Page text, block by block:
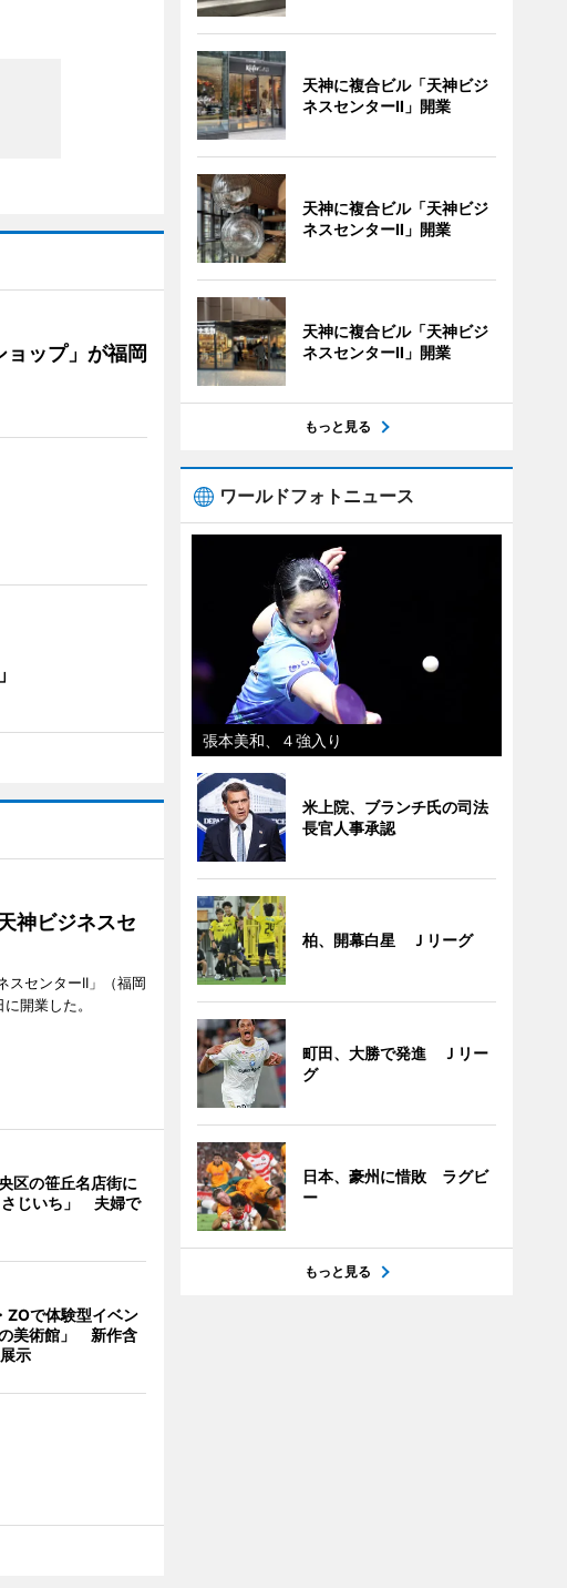
ップ」が福岡
神ビジネスセ
スセンターII」（福岡
開業した。
区の笹丘名店街に
さじいち」 夫婦で
ZOで体験型イベン
の美術館」 新作含
示
天神に複合ビル「天神ビジ
ネスセンターII」開業
天神に複合ビル「天神ビジ
ネスセンターII」開業
天神に複合ビル「天神ビジ
ネスセンターII」開業
もっと見る
ワールドフォトニュース
張本美和、４強入り
米上院、ブランチ氏の司法
長官人事承認
柏、開幕白星 Ｊリーグ
町田、大勝で発進 Ｊリー
グ
日本、豪州に惜敗 ラグビ
ー
もっと見る